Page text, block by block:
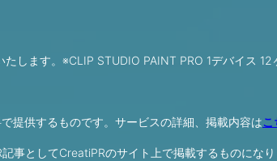
します。※CLIP STUDIO PAINT PRO 1デバイス 12
提供するものです。サービスの詳細、掲載内容はこ
事としてCreatiPRのサイト上で掲載するものにな